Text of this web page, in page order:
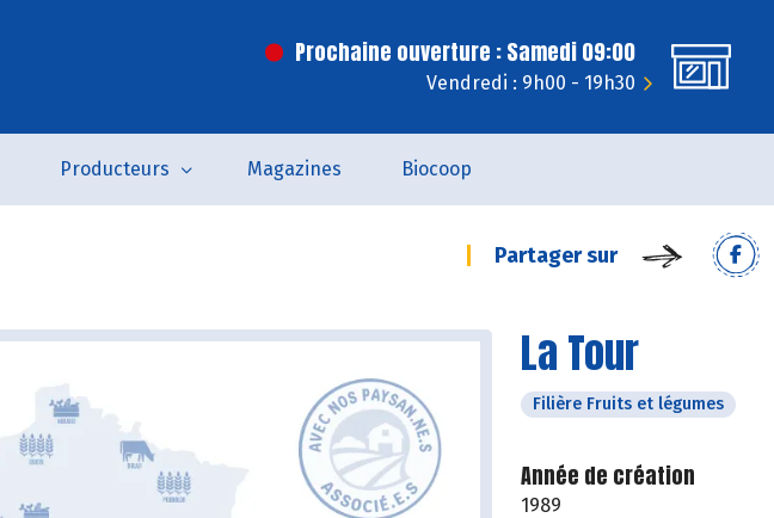
Prochaine ouverture : Samedi 09:00
Vendredi : 9h00 - 19h30
Producteurs Magazines Biocoop
Partager sur
La Tour
Filière Fruits et légumes
Année de création
1989